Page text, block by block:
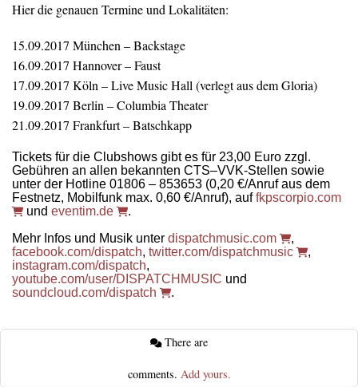
Hier die genauen Termine und Lokalitäten:
15.09.2017 München – Backstage
16.09.2017 Hannover – Faust
17.09.2017 Köln – Live Music Hall (verlegt aus dem Gloria)
19.09.2017 Berlin – Columbia Theater
21.09.2017 Frankfurt – Batschkapp
Tickets für die Clubshows gibt es für 23,00 Euro zzgl.
Gebühren an allen bekannten CTS–VVK-Stellen sowie
unter der Hotline 01806 – 853653 (0,20 €/Anruf aus dem
Festnetz, Mobilfunk max. 0,60 €/Anruf), auffkpscorpio.com
und eventim.de
.
Mehr Infos und Musik unter dispatchmusic.com
,
facebook.com/dispatch, twitter.com/dispatchmusic
,
instagram.com/dispatch,
youtube.com/user/DISPATCHMUSIC und
soundcloud.com/dispatch
.
comments. Add yours.